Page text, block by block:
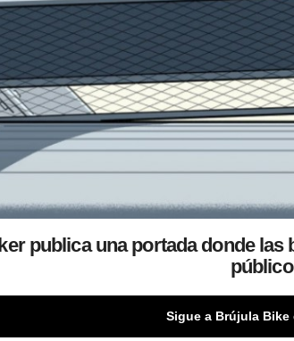
publica una portada donde
público
Sigue a Brújula Bike